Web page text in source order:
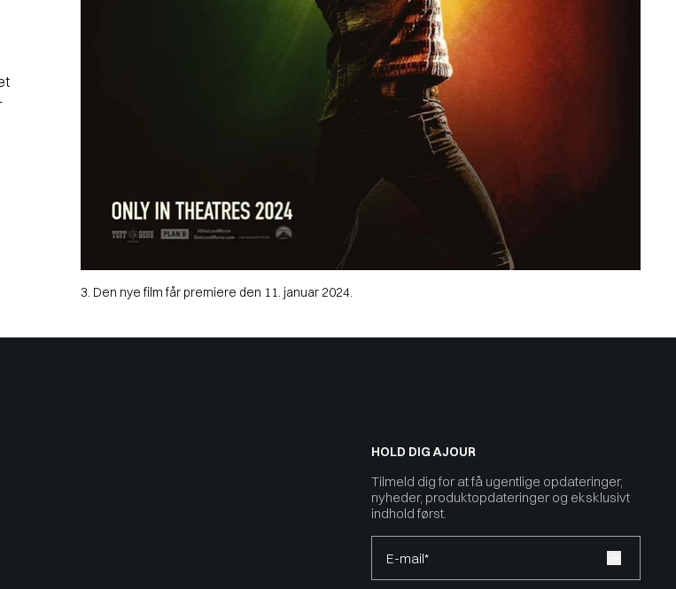
3. Den nye film får premiere den 11. januar 2024.
HOLD DIG AJOUR
Tilmeld dig for at få ugentlige opdateringer,
nyheder, produktopdateringer og eksklusivt
indhold først.
E-mail*